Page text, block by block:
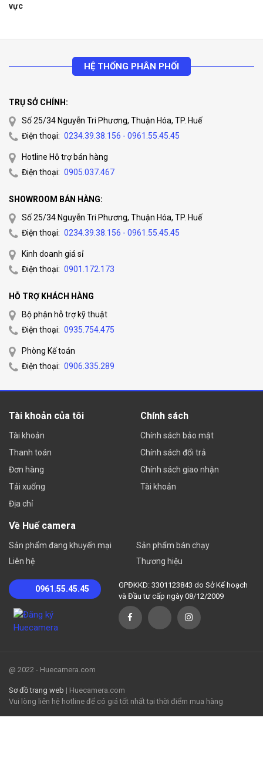
vực
HỆ THỐNG PHÂN PHỐI
TRỤ SỞ CHÍNH:
Số 25/34 Nguyễn Tri Phương, Thuận Hóa, TP. Huế
Điện thoại: 0234.39.38.156 - 0961.55.45.45
Hotline Hỗ trợ bán hàng
Điện thoại: 0905.037.467
SHOWROOM BÁN HÀNG:
Số 25/34 Nguyễn Tri Phương, Thuận Hóa, TP. Huế
Điện thoại: 0234.39.38.156 - 0961.55.45.45
Kinh doanh giá sỉ
Điện thoại: 0901.172.173
HỖ TRỢ KHÁCH HÀNG
Bộ phận hỗ trợ kỹ thuật
Điện thoại: 0935.754.475
Phòng Kế toán
Điện thoại: 0906.335.289
Tài khoản của tôi
Tài khoản
Thanh toán
Đơn hàng
Tải xuống
Địa chỉ
Chính sách
Chính sách bảo mật
Chính sách đổi trả
Chính sách giao nhận
Tài khoản
Về Huế camera
Sản phẩm đang khuyến mại
Liên hệ
Sản phẩm bán chạy
Thương hiệu
0961.55.45.45
GPĐKKD: 3301123843 do Sở Kế hoạch
và Đầu tư cấp ngày 08/12/2009
@ 2022 - Huecamera.com
Sơ đồ trang web | Huecamera.com
Vui lòng liên hệ hotline để có giá tốt nhất tại thời điểm mua hàng